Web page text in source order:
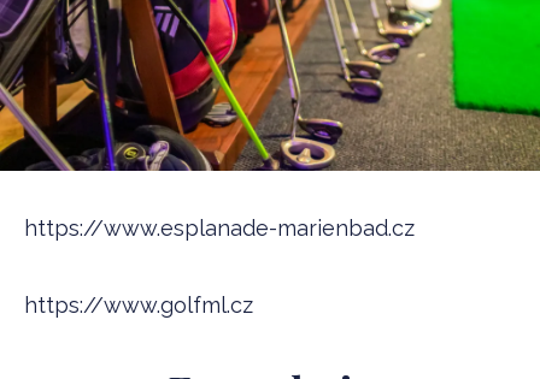
https://www.esplanade-marienbad.cz
https://www.golfml.cz